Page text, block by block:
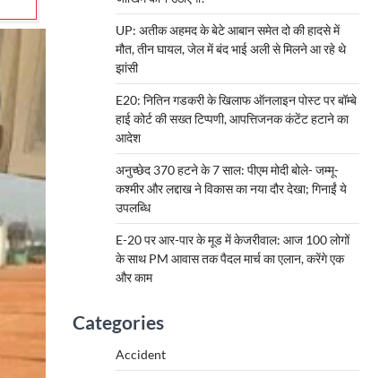
UP: अतीक अहमद के बेटे आबान समेत दो की हादसे में
मौत, तीन घायल, जेल में बंद भाई अली से मिलने आ रहे थे
झांसी
E20: नितिन गडकरी के खिलाफ ऑनलाइन पोस्ट पर बॉम्बे
हाई कोर्ट की सख्त टिप्पणी, आपत्तिजनक कंटेंट हटाने का
आदेश
अनुच्छेद 370 हटने के 7 साल: पीएम मोदी बोले- जम्मू-
कश्मीर और लद्दाख ने विकास का नया दौर देखा; गिनाईं ये
उपलब्धि
E-20 पर आर-पार के मूड में केजरीवाल: आज 100 लोगों
के साथ PM आवास तक पैदल मार्च का एलान, करेंगे एक
और काम
Categories
Accident